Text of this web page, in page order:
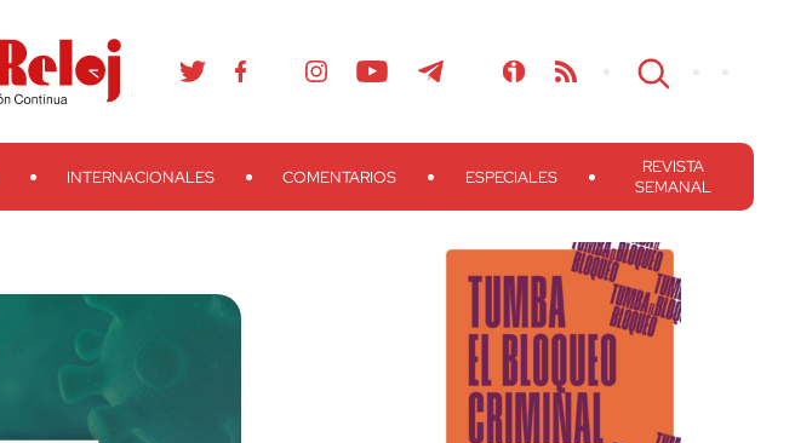
Search
INTERNACIONALES COMENTARIOS ESPECIALES
REVISTA
SEMANAL